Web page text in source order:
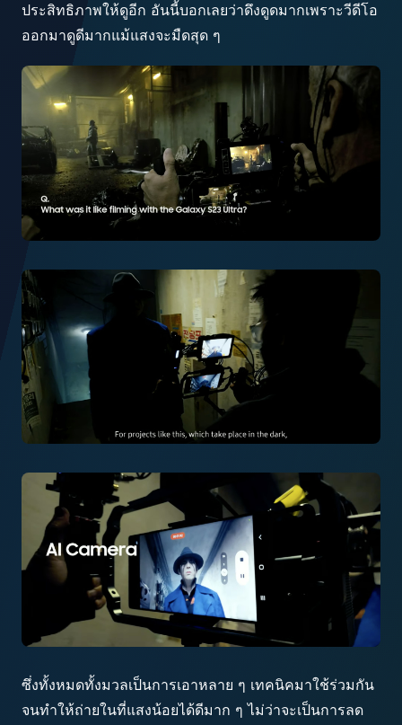
ประสิทธิภาพให้ดูอีก อันนี้บอกเลยว่าดึงดูดมากเพราะวีดีโอ
ออกมาดูดีมากแม้แสงจะมืดสุด ๆ
ซึ่งทั้งหมดทั้งมวลเป็นการเอาหลาย ๆ เทคนิคมาใช้ร่วมกัน
จนทำให้ถ่ายในที่แสงน้อยได้ดีมาก ๆ ไม่ว่าจะเป็นการลด